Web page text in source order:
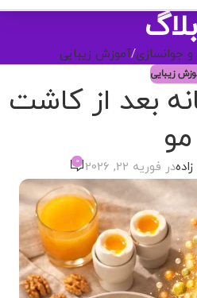
جوانسازی آموزش زیبایی
زیبایی
بعد از کاشت
مو
در فوریه 22, 2026 0